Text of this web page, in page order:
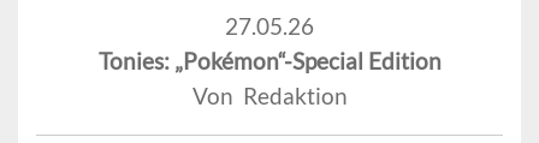
27.05.26
Tonies: „Pokémon“-Special Edition
Von Redaktion